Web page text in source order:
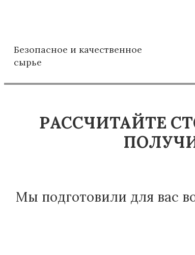
Безопасное и качественное
сырье
РАССЧИТАЙТЕ
Мы подготовили для вас